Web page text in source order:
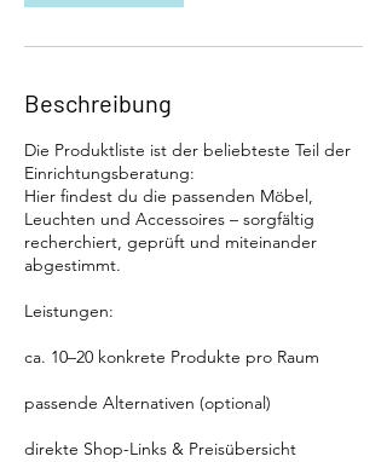
Beschreibung
Die Produktliste ist der beliebteste Teil der
Einrichtungsberatung:
Hier findest du die passenden Möbel,
Leuchten und Accessoires – sorgfältig
recherchiert, geprüft und miteinander
abgestimmt.
Leistungen:
ca. 10–20 konkrete Produkte pro Raum
passende Alternativen (optional)
direkte Shop-Links & Preisübersicht